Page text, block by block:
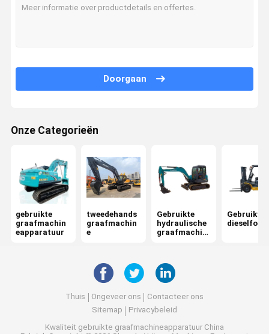
Doorgaan
Onze Categorieën
gebruikte
graafmachin
eapparatuur
tweedehands
graafmachin
e
Gebruikte
hydraulische
graafmachin
Gebruikte
Thuis Ongeveer ons
Contacteer ons
Sitemap
Privacybeleid
Kwaliteit gebruikte graafmachineapparatuur China